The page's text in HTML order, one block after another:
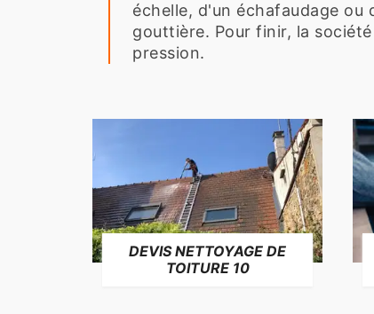
échelle, d'un échafaudage ou
gouttière. Pour finir, la
pression.
DEVIS NETTOYAGE DE
TOITURE 10